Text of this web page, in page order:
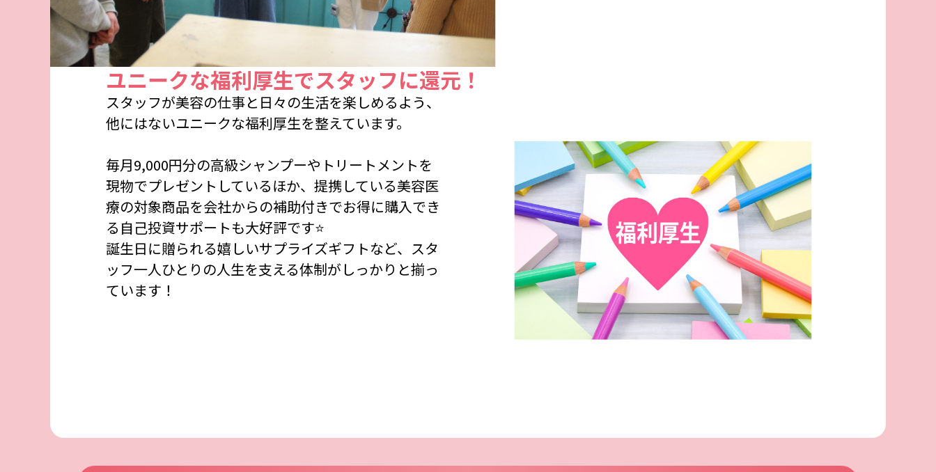
ユニークな福利厚生でスタッフに還元！
スタッフが美容の仕事と日々の生活を楽しめるよう、
他にはないユニークな福利厚生を整えています。
毎月9,000円分の高級シャンプーやトリートメントを
現物でプレゼントしているほか、提携している美容医
療の対象商品を会社からの補助付きでお得に購入でき
る自己投資サポートも大好評です⭐
誕生日に贈られる嬉しいサプライズギフトなど、スタ
ッフ一人ひとりの人生を支える体制がしっかりと揃っ
ています！